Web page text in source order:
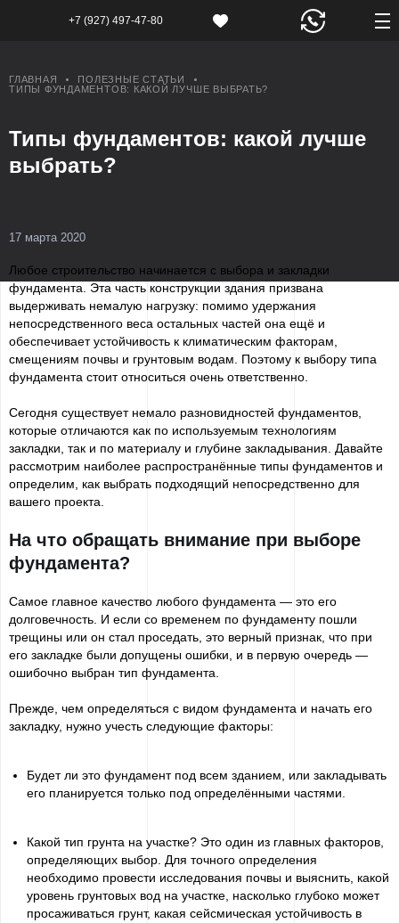
+7 (927) 497-47-80
ГЛАВНАЯ
ПОЛЕЗНЫЕ СТАТЬИ
ТИПЫ ФУНДАМЕНТОВ: КАКОЙ ЛУЧШЕ ВЫБРАТЬ?
Типы фундаментов: какой лучше
выбрать?
17 марта 2020
Любое строительство начинается с выбора и закладки
фундамента. Эта часть конструкции здания призвана
выдерживать немалую нагрузку: помимо удержания
непосредственного веса остальных частей она ещё и
обеспечивает устойчивость к климатическим факторам,
смещениям почвы и грунтовым водам. Поэтому к выбору типа
фундамента стоит относиться очень ответственно.
Сегодня существует немало разновидностей фундаментов,
которые отличаются как по используемым технологиям
закладки, так и по материалу и глубине закладывания. Давайте
рассмотрим наиболее распространённые типы фундаментов и
определим, как выбрать подходящий непосредственно для
вашего проекта.
На что обращать внимание при выборе
фундамента?
Самое главное качество любого фундамента — это его
долговечность. И если со временем по фундаменту пошли
трещины или он стал проседать, это верный признак, что при
его закладке были допущены ошибки, и в первую очередь —
ошибочно выбран тип фундамента.
Прежде, чем определяться с видом фундамента и начать его
закладку, нужно учесть следующие факторы:
Будет ли это фундамент под всем зданием, или закладывать
его планируется только под определёнными частями.
Какой тип грунта на участке? Это один из главных факторов,
определяющих выбор. Для точного определения
необходимо провести исследования почвы и выяснить, какой
уровень грунтовых вод на участке, насколько глубоко может
просаживаться грунт, какая сейсмическая устойчивость в